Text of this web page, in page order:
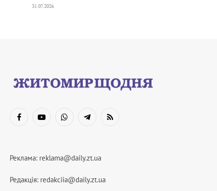
31.07.2026
FacebookYouTubeWhatsAppTelegramRSS
Реклама: reklama@daily.zt.ua
Редакція: redakciia@daily.zt.ua